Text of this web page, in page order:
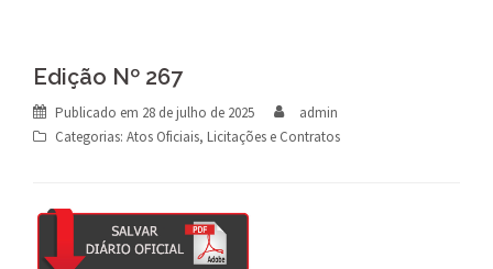
Edição Nº 267
Publicado em 28 de julho de 2025
admin
Categorias: Atos Oficiais, Licitações e Contratos